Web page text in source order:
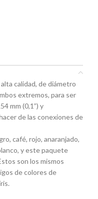
calidad, de diámetro
extremos, para ser
mm (0,1”) y
de las conexiones de
café, rojo, anaranjado,
y este paquete
son los mismos
de colores de